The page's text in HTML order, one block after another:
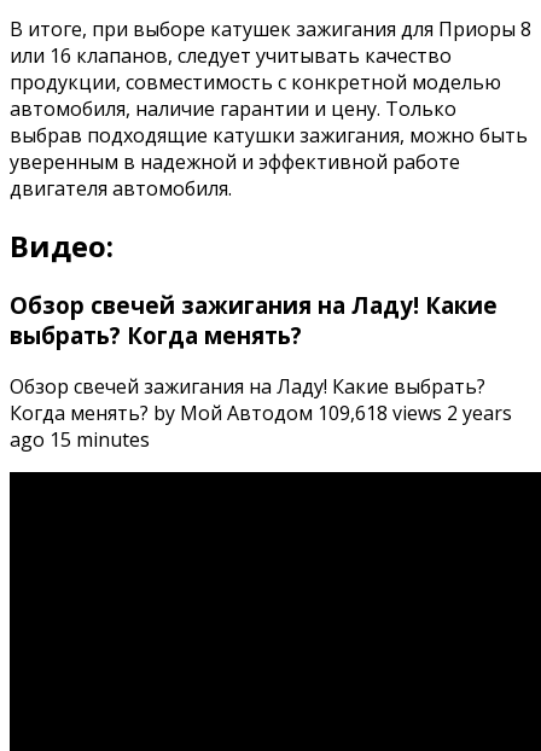
В итоге, при выборе катушек зажигания для Приоры 8
или 16 клапанов, следует учитывать качество
продукции, совместимость с конкретной моделью
автомобиля, наличие гарантии и цену. Только
выбрав подходящие катушки зажигания, можно быть
уверенным в надежной и эффективной работе
двигателя автомобиля.
Видео:
Обзор свечей зажигания на Ладу! Какие
выбрать? Когда менять?
Обзор свечей зажигания на Ладу! Какие выбрать?
Когда менять? by Мой Автодом 109,618 views 2 years
ago 15 minutes